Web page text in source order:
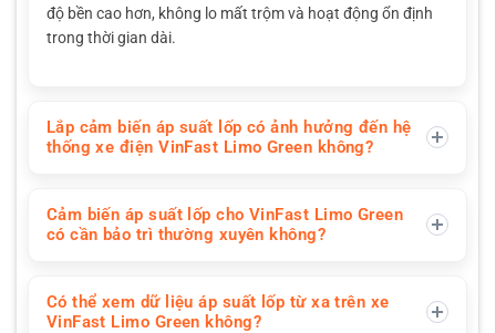
độ bền cao hơn, không lo mất trộm và hoạt động ổn định
trong thời gian dài.
Lắp cảm biến áp suất lốp có ảnh hưởng đến hệ
thống xe điện VinFast Limo Green không?
Cảm biến áp suất lốp cho VinFast Limo Green
có cần bảo trì thường xuyên không?
Có thể xem dữ liệu áp suất lốp từ xa trên xe
VinFast Limo Green không?